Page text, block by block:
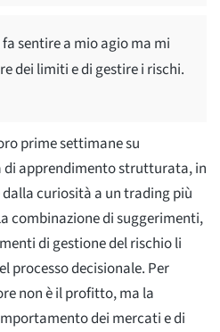
sentire a mio agio ma mi
dei limiti e di gestire i rischi.
prime settimane su
di apprendimento strutturata, in
curiosità a un trading più
combinazione di suggerimenti,
di gestione del rischio li
processo decisionale. Per
non è il profitto, ma la
dei mercati e di